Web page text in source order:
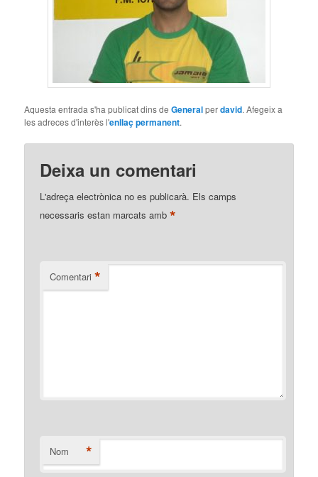
Aquesta entrada s'ha publicat dins deGeneralperdavid. Afegeix a
les adreces d'interès l'enllaç permanent.
Deixa un comentari
L'adreça electrònica no es publicarà. Els camps
necessaris estan marcats amb*
Comentari *
Nom *